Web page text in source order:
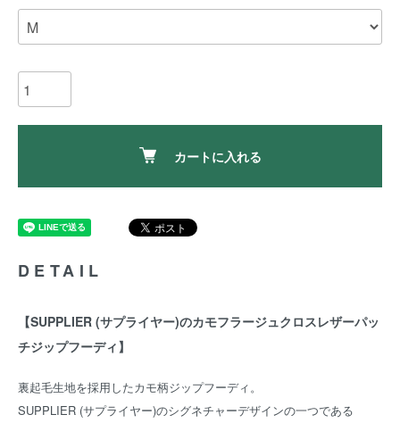
カートに入れる
DETAIL
【SUPPLIER (サプライヤー)のカモフラージュクロスレザーパッ
チジップフーディ】
裏起毛生地を採用したカモ柄ジップフーディ。
SUPPLIER (サプライヤー)のシグネチャーデザインの一つである